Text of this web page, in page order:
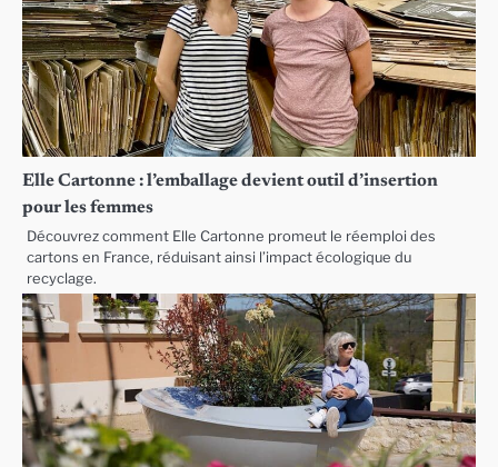
Elle Cartonne : l’emballage devient outil d’insertion
pour les femmes
Découvrez comment Elle Cartonne promeut le réemploi des
cartons en France, réduisant ainsi l’impact écologique du
recyclage.